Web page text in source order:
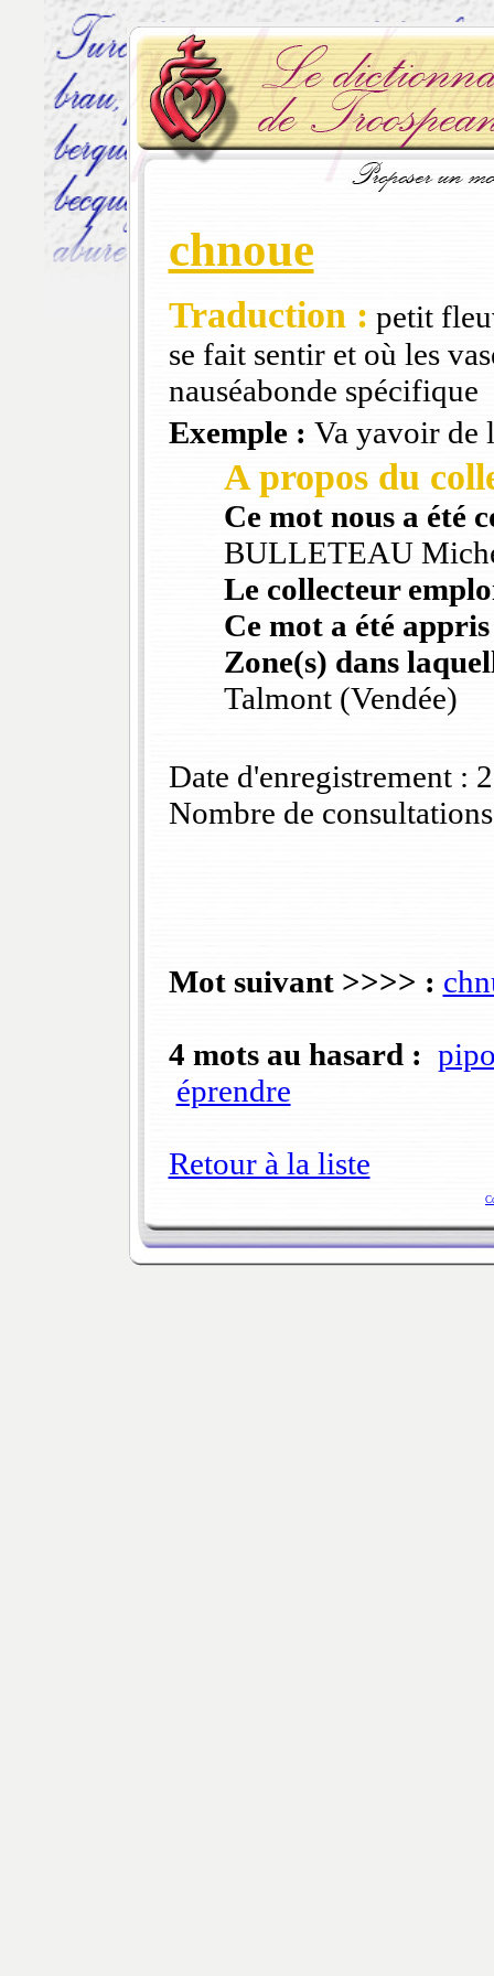
chnoue
Traduction : petit
se fait sentir et où les
nauséabonde spécifique
Exemple : Va yavoir de
A propos du
Ce mot nous a été
BULLETEAU
Le collecteur
Ce mot a été
Zone(s) dans
Talmont (Vendée)
Date d'enregistrement :
Nombre de
Mot suivant >>>> :
4 mots au hasard :
éprendre
Retour à la liste